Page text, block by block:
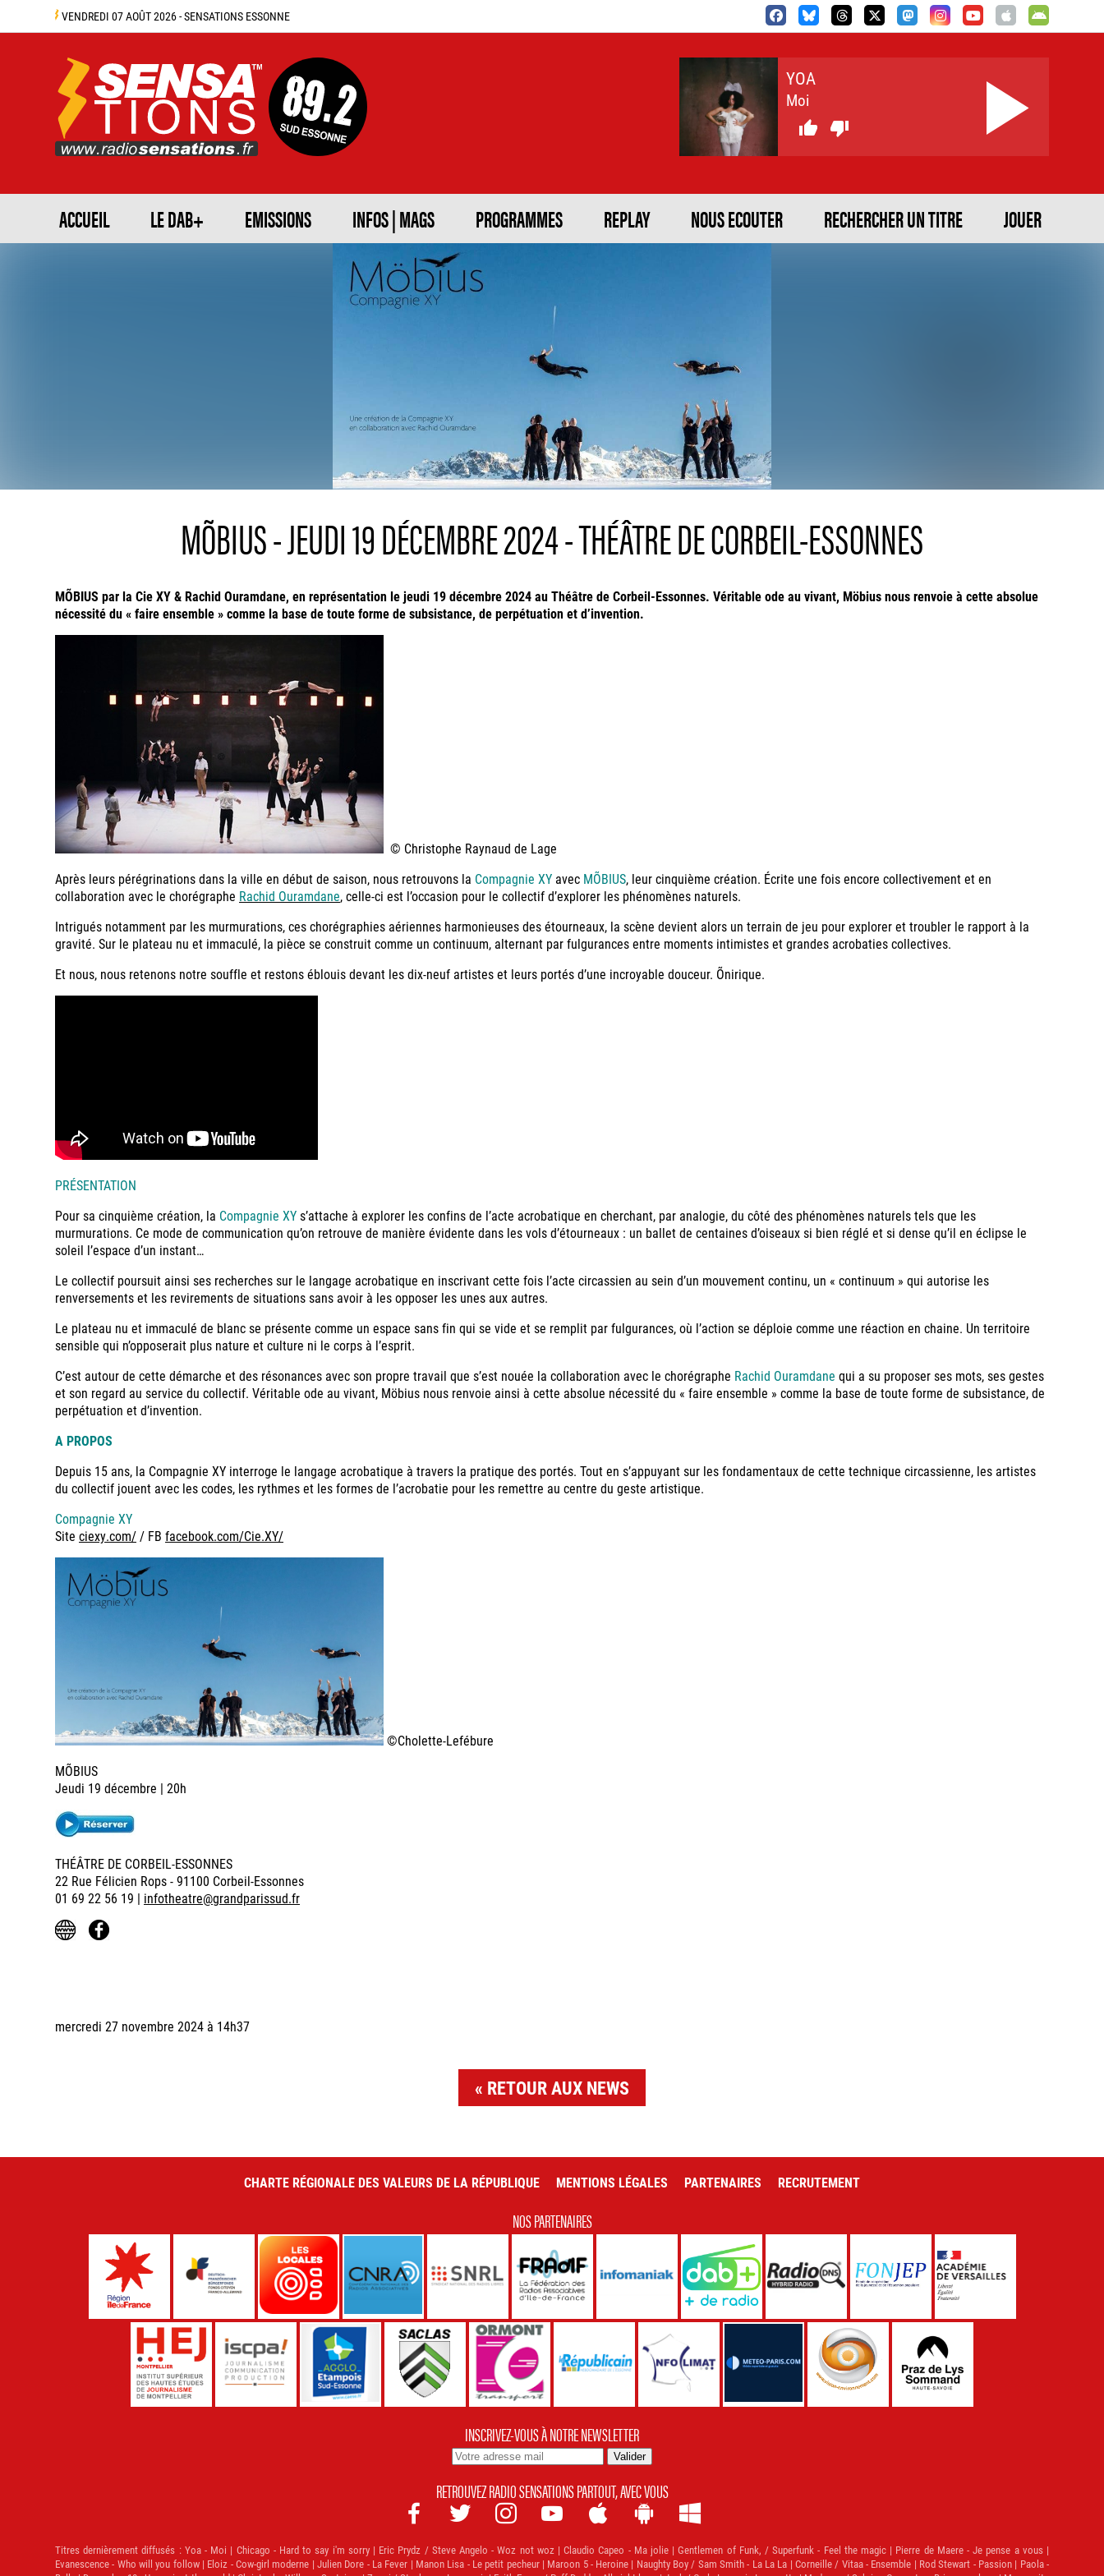
VENDREDI 07 AOÛT 2026 - SENSATIONS ESSONNE
YOA
Moi
 
ACCUEIL LE DAB+ EMISSIONS INFOS | MAGS PROGRAMMES REPLAY NOUS ECOUTER RECHERCHER UN TITRE JOUER
MÕBIUS - JEUDI 19 DÉCEMBRE 2024 - THÉÂTRE DE CORBEIL-ESSONNES
MÕBIUS par la Cie XY & Rachid Ouramdane, en représentation le jeudi 19 décembre 2024 au Théâtre de Corbeil-Essonnes. Véritable ode au vivant, Möbius nous renvoie à cette absolue
nécessité du « faire ensemble » comme la base de toute forme de subsistance, de perpétuation et d’invention.
© Christophe Raynaud de Lage
Après leurs pérégrinations dans la ville en début de saison, nous retrouvons la Compagnie XY avec MÕBIUS, leur cinquième création. Écrite une fois encore collectivement et en
collaboration avec le chorégraphe Rachid Ouramdane, celle-ci est l’occasion pour le collectif d’explorer les phénomènes naturels.
Intrigués notamment par les murmurations, ces chorégraphies aériennes harmonieuses des étourneaux, la scène devient alors un terrain de jeu pour explorer et troubler le rapport à la
gravité. Sur le plateau nu et immaculé, la pièce se construit comme un continuum, alternant par fulgurances entre moments intimistes et grandes acrobaties collectives.
Et nous, nous retenons notre souffle et restons éblouis devant les dix-neuf artistes et leurs portés d’une incroyable douceur. Õnirique.
PRÉSENTATION
Pour sa cinquième création, la Compagnie XYs’attache à explorer les confins de l’acte acrobatique en cherchant, par analogie, du côté des phénomènes naturels tels que les
murmurations. Ce mode de communication qu’on retrouve de manière évidente dans les vols d’étourneaux : un ballet de centaines d’oiseaux si bien réglé et si dense qu’il en éclipse le
soleil l’espace d’un instant…
Le collectif poursuit ainsi ses recherches sur le langage acrobatique en inscrivant cette fois l’acte circassien au sein d’un mouvement continu, un « continuum » qui autorise les
renversements et les revirements de situations sans avoir à les opposer les unes aux autres.
Le plateau nu et immaculé de blanc se présente comme un espace sans fin qui se vide et se remplit par fulgurances, où l’action se déploie comme une réaction en chaine. Un territoire
sensible qui n’opposerait plus nature et culture ni le corps à l’esprit.
C’est autour de cette démarche et des résonances avec son propre travail que s’est nouée la collaboration avec le chorégraphe Rachid Ouramdane qui a su proposer ses mots, ses gestes
et son regard au service du collectif. Véritable ode au vivant, Möbius nous renvoie ainsi à cette absolue nécessité du « faire ensemble » comme la base de toute forme de subsistance, de
perpétuation et d’invention.
A PROPOS
Depuis 15 ans, la Compagnie XY interroge le langage acrobatique à travers la pratique des portés. Tout en s’appuyant sur les fondamentaux de cette technique circassienne, les artistes
du collectif jouent avec les codes, les rythmes et les formes de l’acrobatie pour les remettre au centre du geste artistique.
Compagnie XY
Site ciexy.com/ / FB facebook.com/Cie.XY/
©Cholette-Lefébure
MÕBIUS
Jeudi 19 décembre | 20h
THÉÂTRE DE CORBEIL-ESSONNES
22 Rue Félicien Rops - 91100 Corbeil-Essonnes
01 69 22 56 19 | infotheatre@grandparissud.fr
mercredi 27 novembre 2024 à 14h37
RETOUR AUX NEWS
CHARTE RÉGIONALE DES VALEURS DE LA RÉPUBLIQUE MENTIONS LÉGALES PARTENAIRES RECRUTEMENT
NOS PARTENAIRES
INSCRIVEZ-VOUS À NOTRE NEWSLETTER
RETROUVEZ RADIO SENSATIONS PARTOUT, AVEC VOUS
      
Titres dernièrement diffusés :Yoa - Moi | Chicago - Hard to say i'm sorry | Eric Prydz / Steve Angelo - Woz not woz | Claudio Capeo - Ma jolie | Gentlemen of Funk, / Superfunk - Feel the magic | Pierre de Maere - Je pense a vous |
Evanescence - Who will you follow | Eloiz - Cow-girl moderne | Julien Dore - La Fever | Manon Lisa - Le petit pecheur | Maroon 5 - Heroine | Naughty Boy / Sam Smith - La La La | Corneille / Vitaa - Ensemble | Rod Stewart - Passion | Paola -